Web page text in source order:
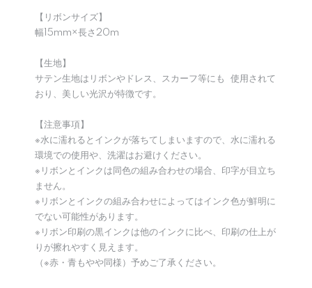
【リボンサイズ】
幅15mm×長さ20m
【生地】
サテン生地はリボンやドレス、スカーフ等にも 使用されて
おり、美しい光沢が特徴です。
【注意事項】
※水に濡れるとインクが落ちてしまいますので、水に濡れる
環境での使用や、洗濯はお避けください。
※リボンとインクは同色の組み合わせの場合、印字が目立ち
ません。
※リボンとインクの組み合わせによってはインク色が鮮明に
でない可能性があります。
※リボン印刷の黒インクは他のインクに比べ、印刷の仕上が
りが擦れやすく見えます。
（※赤・青もやや同様）予めご了承ください。